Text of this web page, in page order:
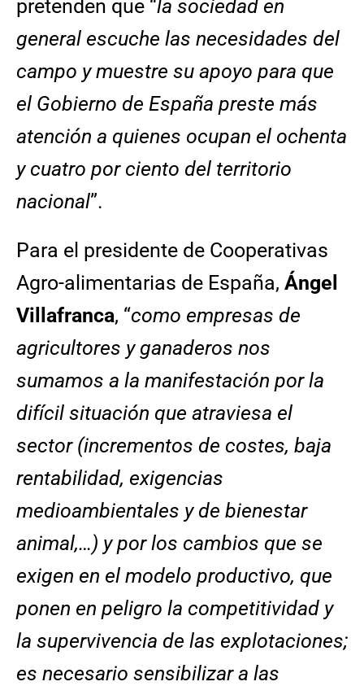
pretenden que “la sociedad en
general escuche las necesidades del
campo y muestre su apoyo para que
el Gobierno de España preste más
atención a quienes ocupan el ochenta
y cuatro por ciento del territorio
nacional”.
Para el presidente de Cooperativas
Agro-alimentarias de España, Ángel
Villafranca, “como empresas de
agricultores y ganaderos nos
sumamos a la manifestación por la
difícil situación que atraviesa el
sector (incrementos de costes, baja
rentabilidad, exigencias
medioambientales y de bienestar
animal,…) y por los cambios que se
exigen en el modelo productivo, que
ponen en peligro la competitividad y
la supervivencia de las explotaciones;
es necesario sensibilizar a las